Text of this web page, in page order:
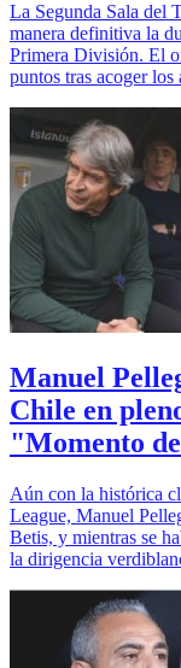
La Segunda Sala del
manera definitiva la
Primera División. El
puntos tras acoger los
Manuel
Chile en
"Momento
Aún con la histórica
League, Manuel
Betis, y mientras se
la dirigencia